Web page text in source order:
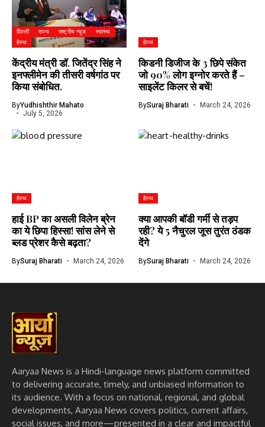
दिल्ली राज्य राष्ट्रीय न्यूज
स्वास्थ
हेल्थ
केंद्रीय मंत्री डॉ. जितेंद्र सिंह ने
इनफ्लीमेन की तीसरी वर्षगांठ पर
किया संबोधित.
ByYudhishthir Mahato
July 5, 2026
हेल्थ
किडनी डिजीज के 3 छिपे संकेत
जो 90% लोग इग्नोर करते हैं –
साइलेंट किलर से बचें!
BySuraj Bharati March 24, 2026
हेल्थ
हाई BP का असली विलेन ब्रेन
का ये छिपा हिस्सा! सांस लेने से
ब्लड प्रेशर कैसे बढ़ता?
BySuraj Bharati March 24, 2026
हेल्थ
क्या आपकी बॉडी गर्मी से तड़प
रही? ये 5 नैचुरल जूस तुरंत ठंडक
देंगे
BySuraj Bharati March 24, 2026
Aaryaa News is a Hindi-language news platform committed
to delivering accurate, timely, and unbiased information to
its audience. With a focus on national, regional, and global
developments, Aaryaa News covers politics, current affairs,
social issues, and more—presented in a clear and impactful